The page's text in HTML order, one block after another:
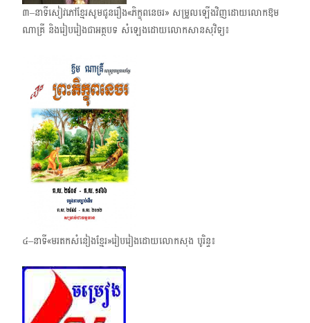
៣–នាទីសៀវភៅខ្មែរសូមជូនរឿង«ភិក្ខុពនេចរ» សម្រួលឡើងវិញដោយលោកឱម
ណាគ្រី និងរៀបរៀងជាអត្ថបទ សំឡេងដោយលោកសានសុវិទ្យ៖
៤–នាទី«មរតកសំនៀងខ្មែរ»រៀបរៀងដោយលោកសុង បូរិន្ទ៖